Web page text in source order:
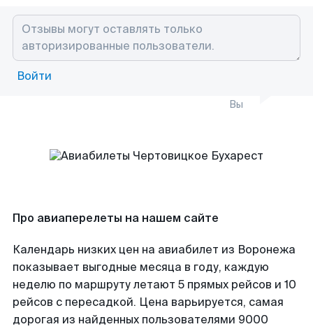
Войти
Вы
Про авиаперелеты на нашем сайте
Календарь низких цен на авиабилет из Воронежа
показывает выгодные месяца в году, каждую
неделю по маршруту летают 5 прямых рейсов и 10
рейсов с пересадкой. Цена варьируется, самая
дорогая из найденных пользователями 9000